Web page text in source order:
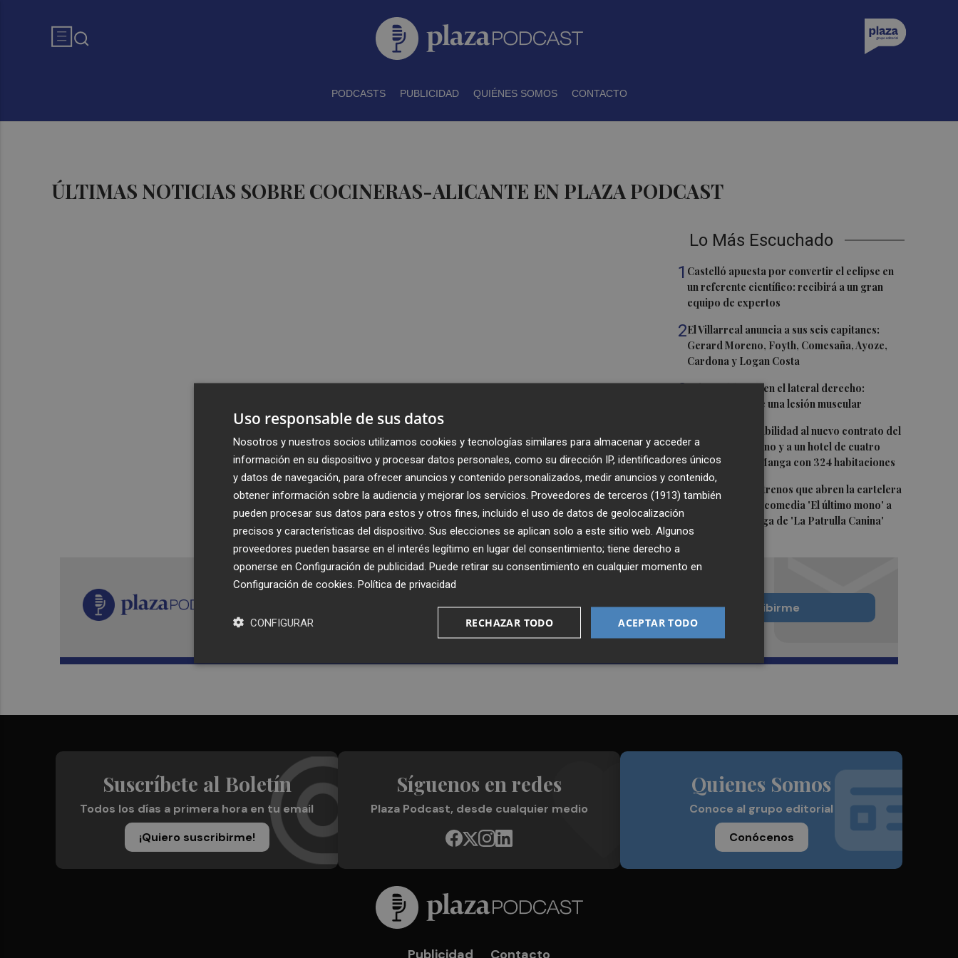
PODCASTS PUBLICIDAD QUIÉNES SOMOS CONTACTO
ÚLTIMAS NOTICIAS SOBRE COCINERAS-ALICANTE EN PLAZA PODCAST
Lo Más Escuchado
1 Castelló apuesta por convertir el eclipse en
un referente científico: recibirá a un gran
equipo de expertos
2El Villarreal anuncia a sus seis capitanes:
Gerard Moreno, Foyth, Comesaña, Ayoze,
Cardona y Logan Costa
3Más problemas en el lateral derecho:
Monferrer sufre una lesión muscular
San Javier da viabilidad al nuevo contrato del
transporte urbano y a un hotel de cuatro
estrellas en La Manga con 324 habitaciones
5 Estos son los estrenos que abren la cartelera
en agosto: de la comedia 'El último mono' a
una nueva entrega de 'La Patrulla Canina'
Recibe toda la actualidad de
Plaza Podcast en tu correo
Quiero suscribirme
Suscríbete al Boletín
Todos los días a primera hora en tu email
¡Quiero suscribirme!
Síguenos en redes
Plaza Podcast, desde cualquier medio
Quienes Somos
Conoce al grupo editorial
Conócenos
Publicidad Contacto
Uso responsable de sus datos
Nosotros y nuestros socios utilizamos cookies y tecnologías similares para almacenar y acceder a
información en su dispositivo y procesar datos personales, como su dirección IP, identificadores únicos
y datos de navegación, para ofrecer anuncios y contenido personalizados, medir anuncios y contenido,
obtener información sobre la audiencia y mejorar los servicios. Proveedores de terceros (1913) también
pueden procesar sus datos para estos y otros fines, incluido el uso de datos de geolocalización
precisos y características del dispositivo. Sus elecciones se aplican solo a este sitio web. Algunos
proveedores pueden basarse en el interés legítimo en lugar del consentimiento; tiene derecho a
oponerse en Configuración de publicidad . Puede retirar su consentimiento en cualquier momento en
Configuración de cookies Política de privacidad
ACEPTAR TODO
RECHAZAR TODO
CONFIGURAR